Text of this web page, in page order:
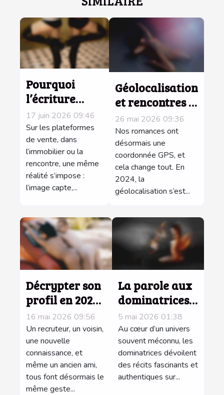
Pourquoi
l’écriture
d’une
annonce
séduit autant
que la photo ?
17 juin 2026 09:46
Sur les plateformes
de vente, dans
l’immobilier ou la
rencontre, une même
réalité s’impose :
l’image capte,...
Géolocalisation
et rencontres :
jusqu’où nos
données
influencent-
elles nos
histoires ?
26 mai 2026 09:36
Nos romances ont
désormais une
coordonnée GPS, et
cela change tout. En
2024, la
géolocalisation s’est...
Décrypter son
profil en 2024 :
ce que votre
bio révèle aux
yeux des
autres
16 mai 2026 09:56
Un recruteur, un voisin,
une nouvelle
connaissance, et
même un ancien ami,
tous font désormais le
même geste...
La parole aux
dominatrices :
confidences
sur les
coulisses de
leurs
rencontres
5 mai 2026 01:38
Au cœur d’un univers
souvent méconnu, les
dominatrices dévoilent
des récits fascinants et
authentiques sur...